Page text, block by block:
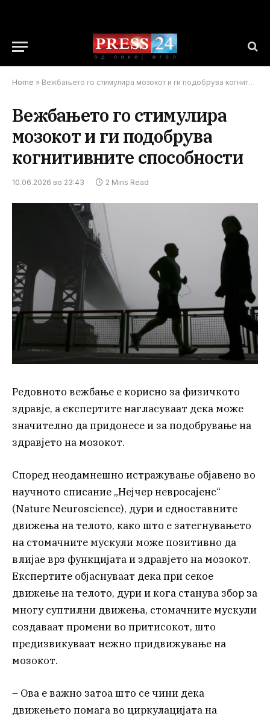
Home » Вежбањето го стимулира мозокот и ги подобрува когнитивните способности
Вежбањето го стимулира
мозокот и ги подобрува
когнитивните способности
10.06.2026 во 23:43 2 Mins Read
Редовното вежбање е корисно за физичкото
здравје, а експертите нагласуваат дека може
значително да придонесе и за подобрување на
здравјето на мозокот.
Според неодамнешно истражување објавено во
научното списание „Нејчер невросајенс“
(Nature Neuroscience), дури и едноставните
движења на телото, како што е затегнувањето
на стомачните мускули може позитивно да
влијае врз функцијата и здравјето на мозокот.
Експертите објаснуваат дека при секое
движење на телото, дури и кога станува збор за
многу суптилни движења, стомачните мускули
создаваат промени во притисокот, што
предизвикуваат нежно придвижување на
мозокот.
– Ова е важно затоа што се чини дека
движењето помага во циркулацијата на